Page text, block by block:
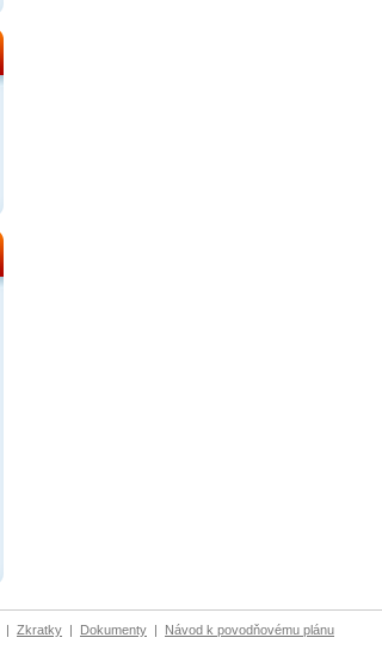
| Zkratky | Dokumenty | Návod k povodňovému plánu